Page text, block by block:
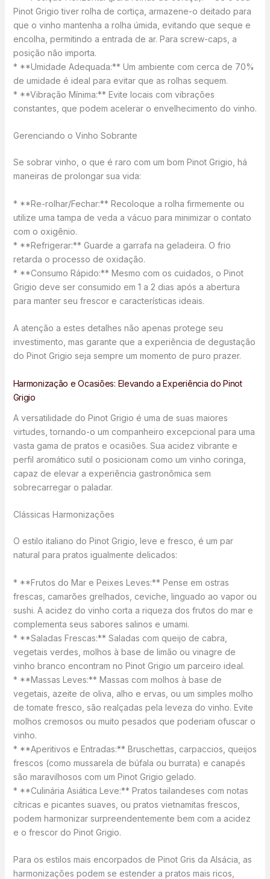
Pinot Grigio tiver rolha de cortiça, armazene-o deitado para
que o vinho mantenha a rolha úmida, evitando que seque e
encolha, permitindo a entrada de ar. Para screw-caps, a
posição não importa.
* **Umidade Adequada:** Um ambiente com cerca de 70%
de umidade é ideal para evitar que as rolhas sequem.
* **Vibração Mínima:** Evite locais com vibrações
constantes, que podem acelerar o envelhecimento do vinho.
Gerenciando o Vinho Sobrante
Se sobrar vinho, o que é raro com um bom Pinot Grigio, há
maneiras de prolongar sua vida:
* **Re-rolhar/Fechar:** Recoloque a rolha firmemente ou
utilize uma tampa de veda a vácuo para minimizar o contato
com o oxigênio.
* **Refrigerar:** Guarde a garrafa na geladeira. O frio
retarda o processo de oxidação.
* **Consumo Rápido:** Mesmo com os cuidados, o Pinot
Grigio deve ser consumido em 1 a 2 dias após a abertura
para manter seu frescor e características ideais.
A atenção a estes detalhes não apenas protege seu
investimento, mas garante que a experiência de degustação
do Pinot Grigio seja sempre um momento de puro prazer.
Harmonização e Ocasiões: Elevando a Experiência do Pinot
Grigio
A versatilidade do Pinot Grigio é uma de suas maiores
virtudes, tornando-o um companheiro excepcional para uma
vasta gama de pratos e ocasiões. Sua acidez vibrante e
perfil aromático sutil o posicionam como um vinho coringa,
capaz de elevar a experiência gastronômica sem
sobrecarregar o paladar.
Clássicas Harmonizações
O estilo italiano do Pinot Grigio, leve e fresco, é um par
natural para pratos igualmente delicados:
* **Frutos do Mar e Peixes Leves:** Pense em ostras
frescas, camarões grelhados, ceviche, linguado ao vapor ou
sushi. A acidez do vinho corta a riqueza dos frutos do mar e
complementa seus sabores salinos e umami.
* **Saladas Frescas:** Saladas com queijo de cabra,
vegetais verdes, molhos à base de limão ou vinagre de
vinho branco encontram no Pinot Grigio um parceiro ideal.
* **Massas Leves:** Massas com molhos à base de
vegetais, azeite de oliva, alho e ervas, ou um simples molho
de tomate fresco, são realçadas pela leveza do vinho. Evite
molhos cremosos ou muito pesados que poderiam ofuscar o
vinho.
* **Aperitivos e Entradas:** Bruschettas, carpaccios, queijos
frescos (como mussarela de búfala ou burrata) e canapés
são maravilhosos com um Pinot Grigio gelado.
* **Culinária Asiática Leve:** Pratos tailandeses com notas
cítricas e picantes suaves, ou pratos vietnamitas frescos,
podem harmonizar surpreendentemente bem com a acidez
e o frescor do Pinot Grigio.
Para os estilos mais encorpados de Pinot Gris da Alsácia, as
harmonizações podem se estender a pratos mais ricos,